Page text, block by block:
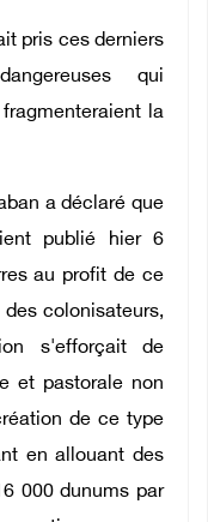
pris ces derniers
qui
la
a déclaré que
publié hier 6
au profit de ce
colonisateurs,
s'efforçait de
et pastorale non
de ce type
en allouant des
000 dunums par